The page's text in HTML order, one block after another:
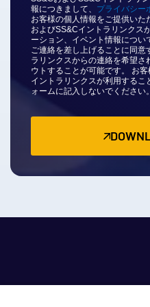
報につきまして、 プライバシー
お客様の個人情報をご提供い
およびSS&Cイントラリンクス
ーション、イベント情報につ
ご連絡を差し上げることに同意
ラリンクスからの連絡を希望
ウトすることが可能です。 お
イントラリンクスが利用する
ォームに記入しないでください。